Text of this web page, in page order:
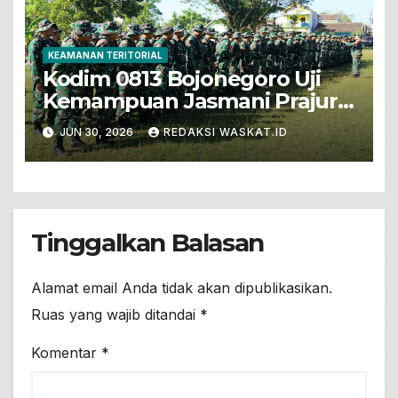
KEAMANAN TERITORIAL
Kodim 0813 Bojonegoro Uji
Kemampuan Jasmani Prajurit
Dengan PSJM Sistem Blok
JUN 30, 2026 REDAKSI WASKAT.ID
Tinggalkan Balasan
Alamat email Anda tidak akan dipublikasikan.
Ruas yang wajib ditandai *
Komentar *